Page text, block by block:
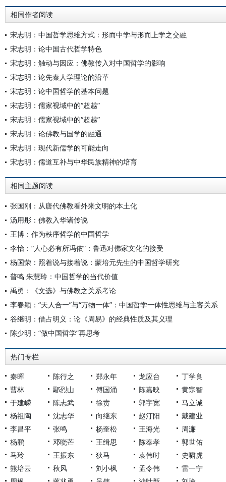
相同作者阅读
宋志明：中国哲学思维方式：形而中学与形而上学之交融
宋志明：论中国古代哲学特色
宋志明：触动与因应：佛教传入对中国哲学的影响
宋志明：论先秦人学理论的沿革
宋志明：论中国哲学的基本问题
宋志明：儒家视域中的“超越”
宋志明：儒家视域中的“超越”
宋志明：论佛教与国学的融通
宋志明：现代新儒学的可能走向
宋志明：儒道互补与中华民族精神的培育
相同主题阅读
张国刚：从唐代佛教看外来文明的本土化
汤用彤：佛教入华诸传说
王博：作为秩序哲学的中国哲学
李怡：“人心必有所冯依”：鲁迅对佛家文化的接受
杨国荣：照着说与接着说：蒙培元先生的中国哲学研究
普鸣 朱慧玲：中国哲学的当代价值
禹勇：《文选》与佛教之关系考论
李春颖：“天人合一”与“万物一体”：中国哲学一体性思维与主客关系
谷继明：借占明义：论《周易》的经典性质及其义理
陈少明：“做中国哲学”再思考
热门专栏
秦晖 陈行之 郑永年 龙应台
丁学良
曹林
鄢烈山 傅国涌 陈嘉映
黄宗智
于建嵘
陈志武 徐贲 郭宇宽
马立诚
杨祖陶
沈志华 向继东 赵汀阳
戴建业
李昌平
张鸣 杨奎松 王海光
周濂
杨鹏
邓晓芒 王缉思 陈奉孝
郭世佑
马玲
王振东 狄马 袁伟时
史啸虎
熊培云
秋风 刘小枫 孟令伟
雷一宁